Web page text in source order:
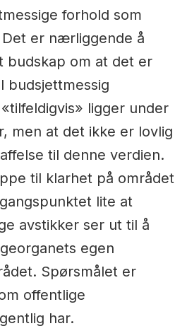
forhold som
er nærliggende å
budskap om at det er
budsjettmessig
ligger under
men at det ikke er lovlig
til denne verdien.
til klarhet på området
lite at
avstikker ser ut til å
egen
Spørsmålet er
offentlige
har.